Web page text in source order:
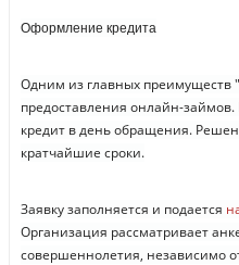
Оформление кредита
Одним из главных преимуществ
предоставления онлайн-
кредит в день обращения.
кратчайшие сроки.
Заявку заполняется и подается
Организация рассматривает
совершеннолетия, независимо